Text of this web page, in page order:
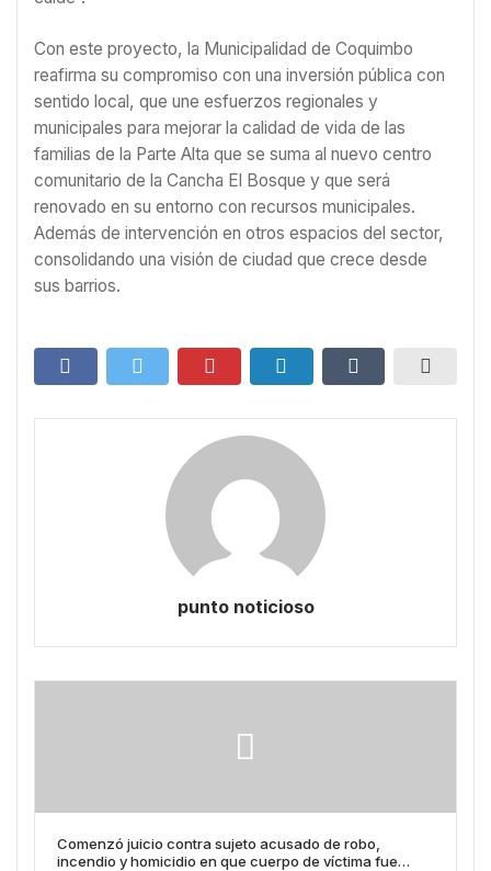
Con este proyecto, la Municipalidad de Coquimbo
reafirma su compromiso con una inversión pública con
sentido local, que une esfuerzos regionales y
municipales para mejorar la calidad de vida de las
familias de la Parte Alta que se suma al nuevo centro
comunitario de la Cancha El Bosque y que será
renovado en su entorno con recursos municipales.
Además de intervención en otros espacios del sector,
consolidando una visión de ciudad que crece desde
sus barrios.
punto noticioso
Comenzó juicio contra sujeto acusado de robo,
incendio y homicidio en que cuerpo de víctima fue